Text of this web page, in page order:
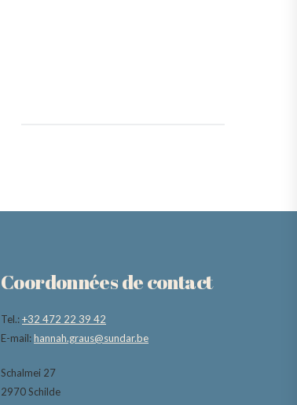
Coordonnées de contact
Tel.:+32 472 22 39 42
E-mail:hannah.graus@sundar.be
Schalmei 27
2970 Schilde